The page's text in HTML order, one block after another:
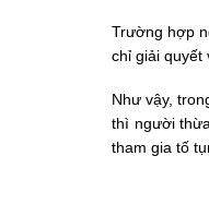
Trường hợp
chỉ giải quyết
Như vậy,
thì người
tham gia tố